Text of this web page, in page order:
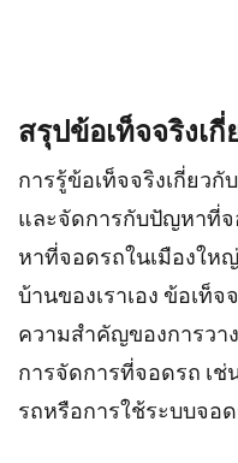
สรุปข้อเท็จจริงเ
การรู้ข้อเท็จจริงเกี่ยวกับ
และจัดการกับปัญหาที่จ
หาที่จอดรถในเมืองให
บ้านของเราเอง ข้อเท็จ
ความสำคัญของการวา
การจัดการที่จอดรถ เ
รถหรือการใช้ระบบจอ